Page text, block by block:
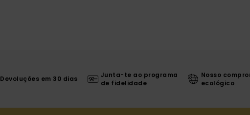
Devoluções em 30 dias
Junta-te ao programa
de fidelidade
Nosso
ecológico